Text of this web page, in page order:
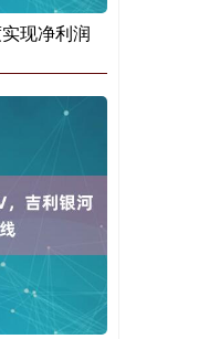
现净利润